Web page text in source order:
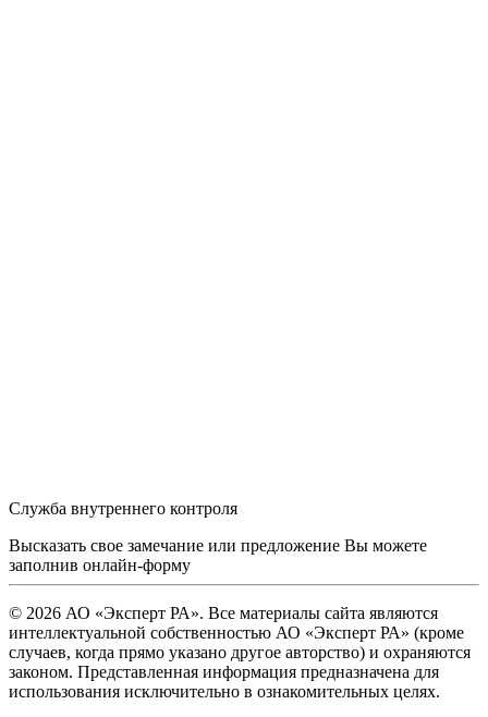
Служба внутреннего контроля
Высказать свое замечание или предложение Вы можете
заполнив онлайн-форму
© 2026 АО «Эксперт РА». Все материалы сайта являются
интеллектуальной собственностью АО «Эксперт РА» (кроме
случаев, когда прямо указано другое авторство) и охраняются
законом. Представленная информация предназначена для
использования исключительно в ознакомительных целях.